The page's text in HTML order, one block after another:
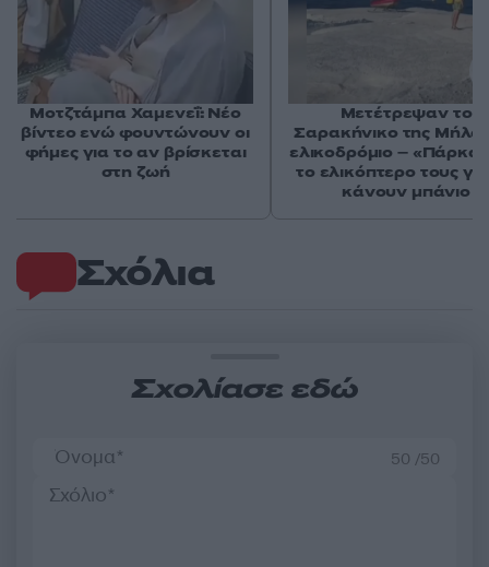
Σχόλια
Σχολίασε εδώ
50 /50
Μοτζτάμπα Χαμενεΐ: Νέο
βίντεο ενώ φουντώνουν οι
φήμες για το αν βρίσκεται
στη ζωή
Μετέτρεψαν το
Σαρακήνικο της
ελικοδρόμιο –
το ελικόπτερο τους
κάνουν μπάνιο